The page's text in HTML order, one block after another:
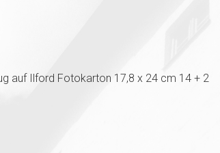
auf Ilford Fotokarton 17,8 x 24 cm 14 + 2